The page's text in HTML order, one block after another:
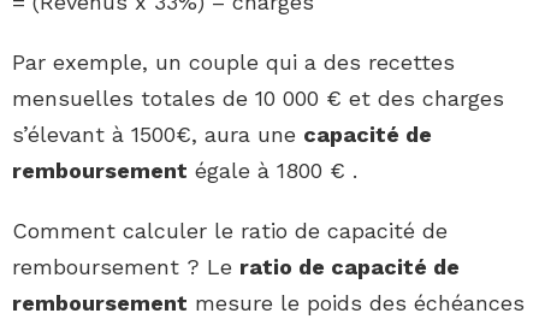
Par exemple, un couple qui a des recettes
mensuelles totales de 10 000 € et des charges
s’élevant à 1500€, aura une capacité de
remboursement égale à 1800 € .
Comment calculer le ratio de capacité de
remboursement ? Le ratio de capacité de
remboursement mesure le poids des échéances